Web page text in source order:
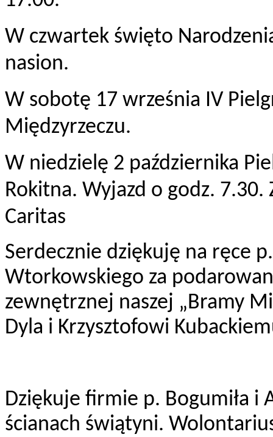
W czwartek święto
nasion.
W sobotę 17 września IV
Międzyrzeczu.
W niedzielę 2 października
Rokitna. Wyjazd o godz.
Caritas
Serdecznie dziękuję na ręce
Wtorkowskiego za
zewnętrznej naszej „Bramy
Dyla i Krzysztofowi
Dziękuje firmie p. Bogumiła i
ścianach świątyni.